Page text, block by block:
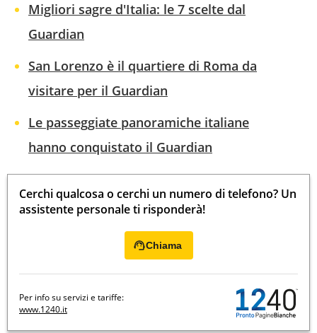
Migliori sagre d'Italia: le 7 scelte dal
Guardian
San Lorenzo è il quartiere di Roma da
visitare per il Guardian
Le passeggiate panoramiche italiane
hanno conquistato il Guardian
Cerchi qualcosa o cerchi un numero di telefono? Un
assistente personale ti risponderà!
Chiama
Per info su servizi e tariffe:
www.1240.it